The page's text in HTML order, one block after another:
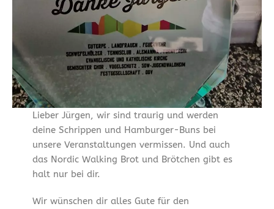
Lieber Jürgen, wir sind traurig und werden
deine Schrippen und Hamburger-Buns bei
unsere Veranstaltungen vermissen. Und auch
das Nordic Walking Brot und Brötchen gibt es
halt nur bei dir.
Wir wünschen dir alles Gute für den